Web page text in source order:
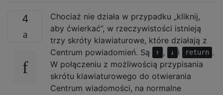
4
Chociaż nie działa w przypadku „kliknij,
aby ćwierkać”, w rzeczywistości istnieją
trzy skróty klawiaturowe, które działają z
Centrum powiadomień. Są
↑ , ↓ i return .
W połączeniu z możliwością przypisania
skrótu klawiaturowego do otwierania
Centrum wiadomości, na normalne